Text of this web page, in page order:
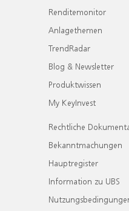
Renditemonitor
Anlagethemen
TrendRadar
Blog & Newsletter
Produktwissen
My KeyInvest
Rechtliche
Bekanntmachungen
Hauptregister
Information zu UBS